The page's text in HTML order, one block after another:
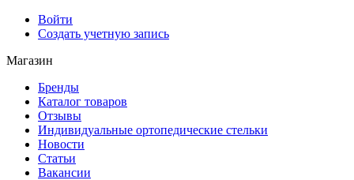
Войти
Создать учетную запись
Магазин
Бренды
Каталог товаров
Отзывы
Индивидуальные ортопедические стельки
Новости
Статьи
Вакансии